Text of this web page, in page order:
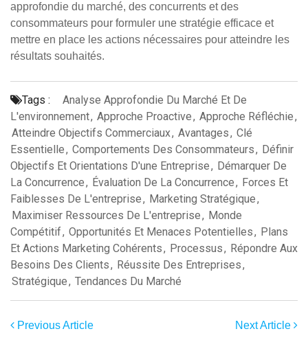
approfondie du marché, des concurrents et des
consommateurs pour formuler une stratégie efficace et
mettre en place les actions nécessaires pour atteindre les
résultats souhaités.
Tags :
Analyse Approfondie Du Marché Et De
L'environnement, Approche Proactive, Approche Réfléchie,
Atteindre Objectifs Commerciaux, Avantages, Clé
Essentielle, Comportements Des Consommateurs, Définir
Objectifs Et Orientations D'une Entreprise, Démarquer De
La Concurrence, Évaluation De La Concurrence, Forces Et
Faiblesses De L'entreprise, Marketing Stratégique,
Maximiser Ressources De L'entreprise, Monde
Compétitif, Opportunités Et Menaces Potentielles, Plans
Et Actions Marketing Cohérents, Processus, Répondre Aux
Besoins Des Clients, Réussite Des Entreprises,
Stratégique, Tendances Du Marché
Previous Article Next Article